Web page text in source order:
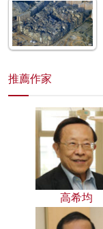
推薦作家
高希均